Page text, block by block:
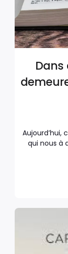
Dans
Aujourd’hui,
qui nous à